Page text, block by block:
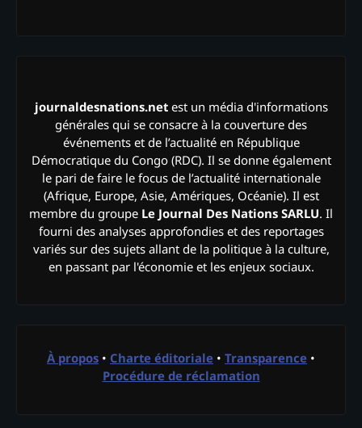
journaldesnations.netest un média d'informations
générales qui se consacre à la couverture des
événements et de l’actualité en République
Démocratique du Congo (RDC). Il se donne également
le pari de faire le focus de l’actualité internationale
(Afrique, Europe, Asie, Amériques, Océanie). Il est
membre du groupe Le Journal Des Nations SARLU. Il
fourni des analyses approfondies et des reportages
variés sur des sujets allant de la politique à la culture,
en passant par l'économie et les enjeux sociaux.
À propos • Charte éditoriale • Transparence •
Procédure de réclamation